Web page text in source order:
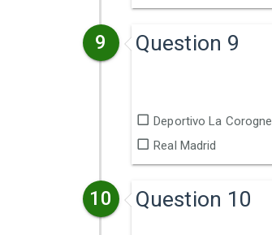
9 Question 9
Deportivo La Corogne
Real Madrid
10 Question 10